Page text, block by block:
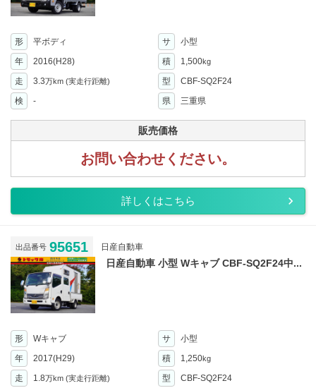
形 平ボディ サ
小型
年
2016(H28) 積 1,500kg
走 3.3万km (実走行距離) 型
CBF-SQ2F24
検
- 県 三重県
販売価格
お問い合わせください。
詳しくはこちら
出品番号 95651 日産自動車
日産自動車 小型 Wキャブ CBF-SQ2F24中...
形 Wキャブ サ
小型
年
2017(H29) 積 1,250kg
走 1.8万km (実走行距離) 型
CBF-SQ2F24